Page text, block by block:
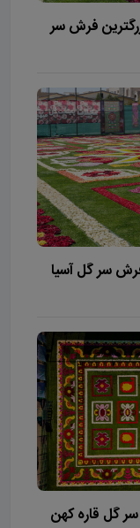
فرش سر
سر گل آسیا
گل قاره کهن